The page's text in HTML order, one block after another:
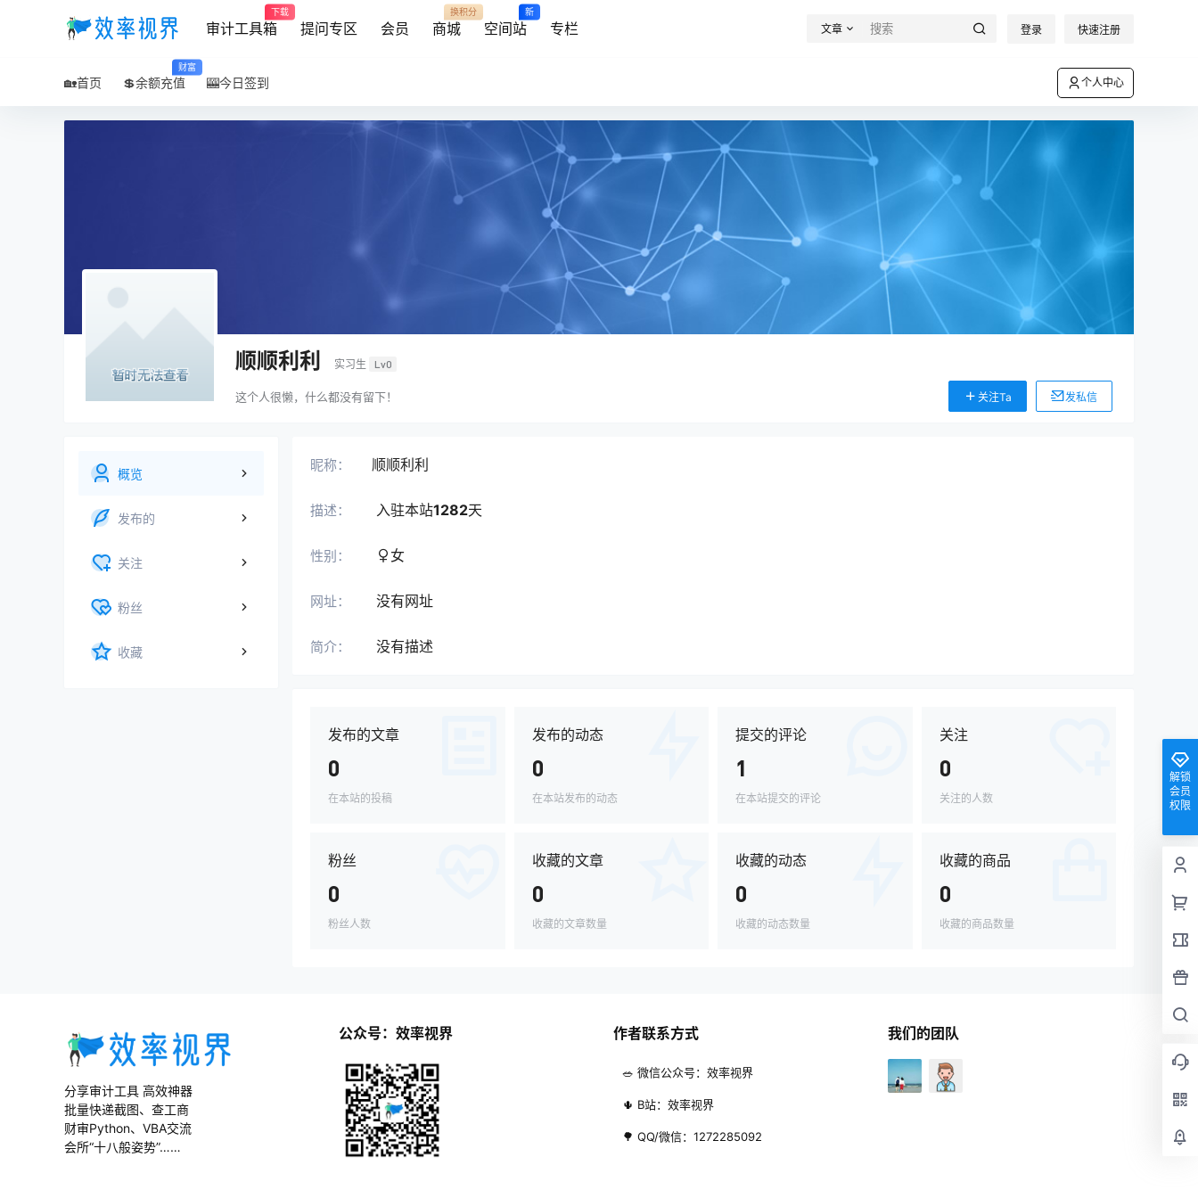
审计工具箱
下载
提问专区 会员 商城
换积分
空间站
新
专栏 文章 登录 快速注册
🏡首页 💲余额充值
财富
🎰今日签到 个人中心
顺顺利利 实习生 Lv0
这个人很懒，什么都没有留下！ 关注Ta 发私信
概览
发布的
关注
粉丝
收藏
昵称： 顺顺利利
描述： 入驻本站1282天
性别： 女
网址： 没有网址
简介： 没有描述
发布的文章
0
在本站的投稿
发布的动态
0
在本站发布的动态
提交的评论
1
在本站提交的评论
关注
0
关注的人数
粉丝
0
粉丝人数
收藏的文章
0
收藏的文章数量
收藏的动态
0
收藏的动态数量
收藏的商品
0
收藏的商品数量
解锁
会员
权限
分享审计工具 高效神器
批量快递截图、查工商
财审Python、VBA交流
会所“十八般姿势”……
公众号：效率视界 作者联系方式
🥗 微信公众号：效率视界
🌵 B站：效率视界
🌳 QQ/微信：1272285092
我们的团队